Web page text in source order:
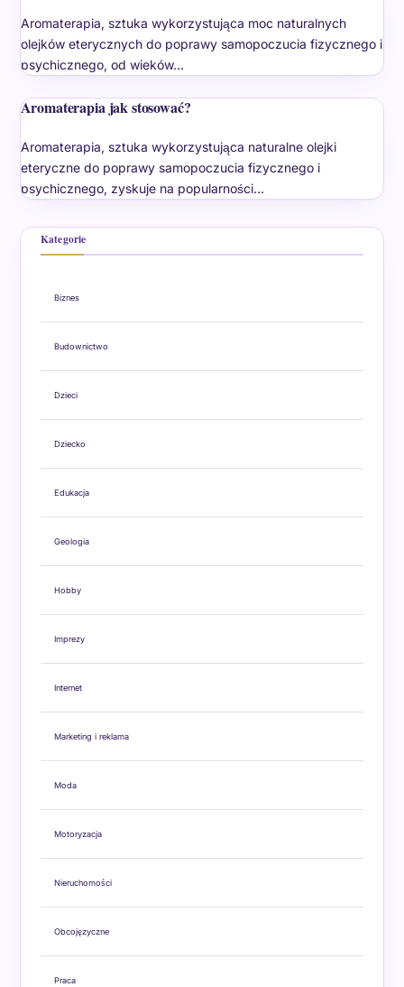
Aromaterapia, sztuka wykorzystująca moc naturalnych
olejków eterycznych do poprawy samopoczucia fizycznego i
psychicznego, od wieków…
Aromaterapia jak stosować?
Aromaterapia, sztuka wykorzystująca naturalne olejki
eteryczne do poprawy samopoczucia fizycznego i
psychicznego, zyskuje na popularności…
Kategorie
Biznes
Budownictwo
Dzieci
Dziecko
Edukacja
Geologia
Hobby
Imprezy
Internet
Marketing i reklama
Moda
Motoryzacja
Nieruchomości
Obcojęzyczne
Praca